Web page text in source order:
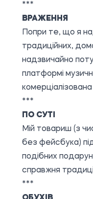
***
ВРАЖЕННЯ
Попри те, що я
традиційних,
надзвичайно
платформі
комерціалізована
***
ПО СУТІ
Мій товариш (з
без фейсбука)
подібних
справжня
***